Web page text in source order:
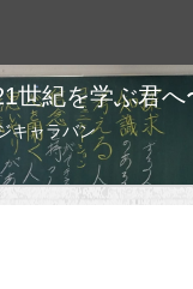
世紀を学ぶ君へ
キャラバン